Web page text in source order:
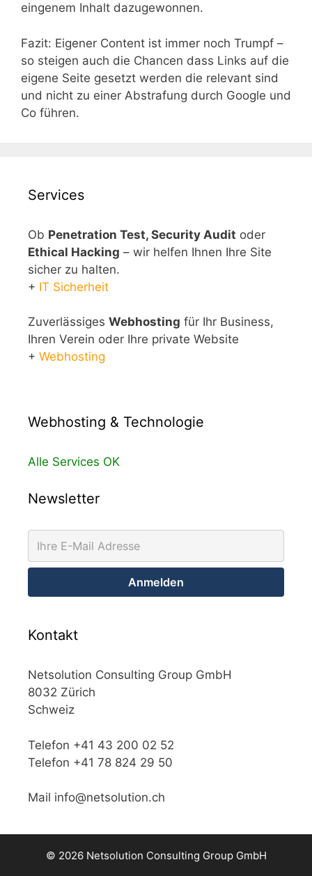
eingenem Inhalt dazugewonnen.
Fazit: Eigener Content ist immer noch Trumpf –
so steigen auch die Chancen dass Links auf die
eigene Seite gesetzt werden die relevant sind
und nicht zu einer Abstrafung durch Google und
Co führen.
Services
Ob Penetration Test, Security Audit oder
Ethical Hacking – wir helfen Ihnen Ihre Site
sicher zu halten.
+ IT Sicherheit
Zuverlässiges Webhosting für Ihr Business,
Ihren Verein oder Ihre private Website
+ Webhosting
Webhosting & Technologie
Alle Services OK
Newsletter
Kontakt
Netsolution Consulting Group GmbH
8032 Zürich
Schweiz
Telefon +41 43 200 02 52
Telefon +41 78 824 29 50
Mail info@netsolution.ch
© 2026 Netsolution Consulting Group GmbH